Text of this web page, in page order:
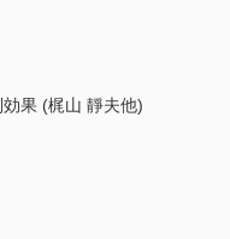
果 (梶山 靜夫他)